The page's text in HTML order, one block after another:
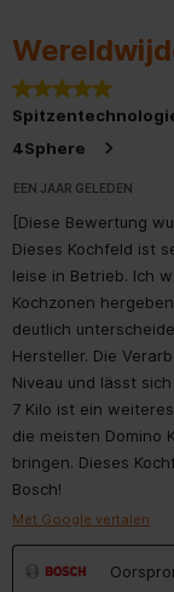
Aan/uit-indicator
Indicator restwarmte
Positie 2e kookzone
Positie 3e kookzone
Positie 4e kookzone
Aantal zones dat
kan worden
Vermogen kookzone
5 van 5 sterren.
4Sphere
EEN JAAR GELEDEN
[Diese Bewertung
Dieses Kochfeld ist
leise in Betrieb. Ich
Kochzonen
deutlich
Hersteller. Die
Niveau und lässt
7 Kilo ist ein
die meisten Domino
bringen. Dieses
Bosch!
Met Google vertalen